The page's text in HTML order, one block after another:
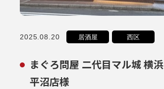
2025.08.20 居酒屋 西区
まぐろ問屋 二代目マル城 横浜
平沼店様